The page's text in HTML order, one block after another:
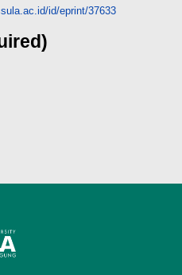
id/eprint/37633